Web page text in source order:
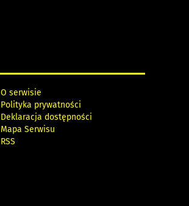
O serwisie
Polityka prywatności
Deklaracja dostępności
Mapa Serwisu
RSS